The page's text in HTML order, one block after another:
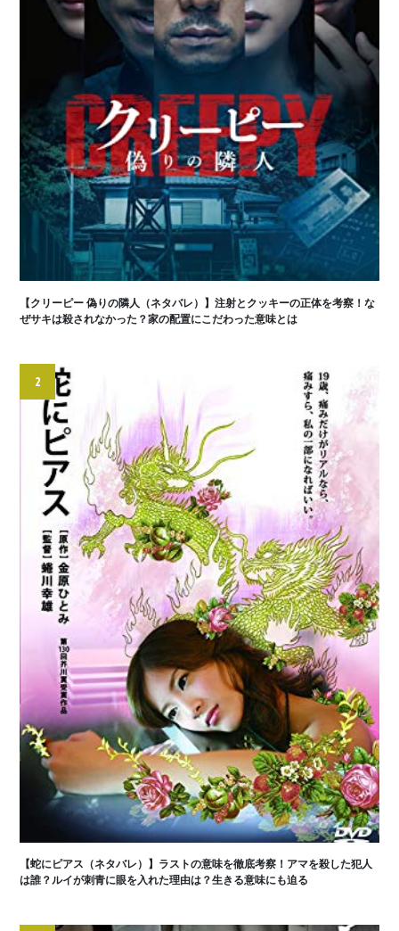
【クリーピー 偽りの隣人（ネタバレ）】注射とクッキーの正体を考察！な
ぜサキは殺されなかった？家の配置にこだわった意味とは
2
【蛇にピアス（ネタバレ）】ラストの意味を徹底考察！アマを殺した犯人
は誰？ルイが刺青に眼を入れた理由は？生きる意味にも迫る